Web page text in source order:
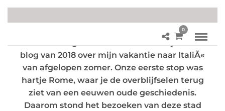
0
Twee weken geleden schreef ik in mijn eerste
blog van 2018 over mijn vakantie naar ItaliÃ«
van afgelopen zomer. Onze eerste stop was
hartje Rome, waar je de overblijfselen terug
ziet van een eeuwen oude geschiedenis.
Daarom stond het bezoeken van deze stad